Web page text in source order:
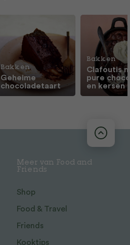
Bakken
Geheime
chocoladetaart
Bakken
Clafoutis
pure
en kersen
Meer van Food and
Friends
Shop
Food & Travel
Friends
Kooktips